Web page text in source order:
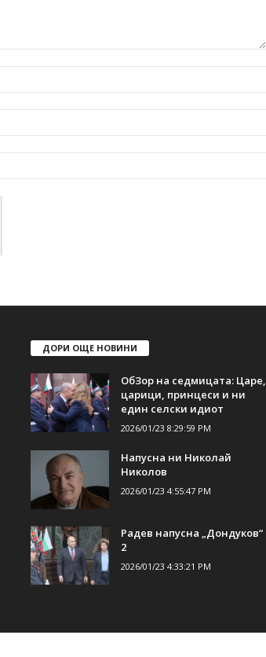
ДОРИ ОЩЕ НОВИНИ
ОбЗор на седмицата: Царе,
царици, принцеси и ни
един селски идиот
2026/01/23 8:29:59 PM
Напусна ни Николай
Николов
2026/01/23 4:55:47 PM
Радев напусна „Дондуков“
2
2026/01/23 4:33:21 PM